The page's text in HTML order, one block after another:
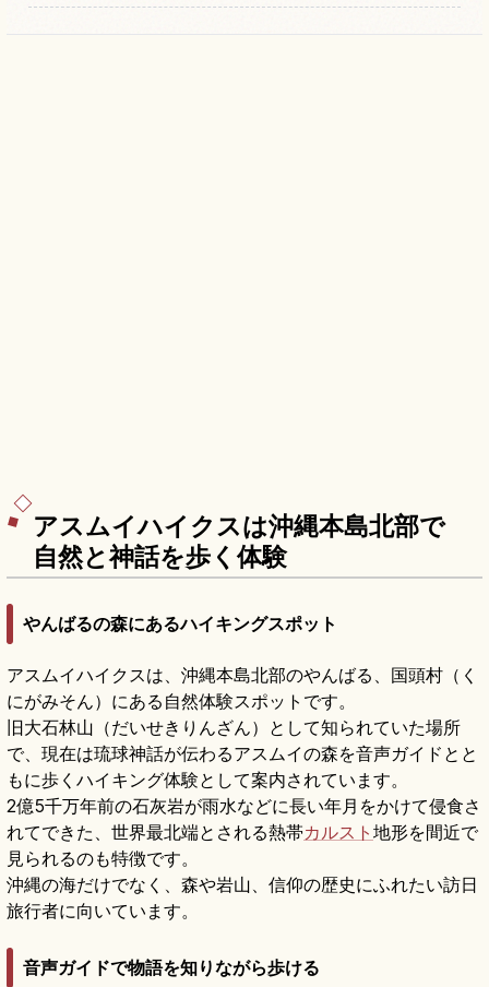
アスムイハイクスは沖縄本島北部で
自然と神話を歩く体験
やんばるの森にあるハイキングスポット
アスムイハイクスは、沖縄本島北部のやんばる、国頭村（く
にがみそん）にある自然体験スポットです。
旧大石林山（だいせきりんざん）として知られていた場所
で、現在は琉球神話が伝わるアスムイの森を音声ガイドとと
もに歩くハイキング体験として案内されています。
2億5千万年前の石灰岩が雨水などに長い年月をかけて侵食さ
れてできた、世界最北端とされる熱帯カルスト 地形を間近で
見られるのも特徴です。
沖縄の海だけでなく、森や岩山、信仰の歴史にふれたい訪日
旅行者に向いています。
音声ガイドで物語を知りながら歩ける